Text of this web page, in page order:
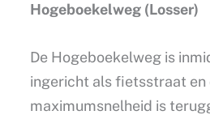
Hogeboekelweg (Losser)
De Hogeboekelweg is
ingericht als fietsstraat en
maximumsnelheid is